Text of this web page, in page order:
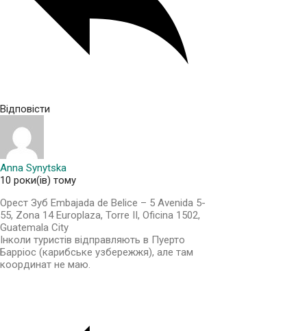
Відповісти
Anna Synytska
10 роки(ів) тому
Орест Зуб Embajada de Belice – 5 Avenida 5-
55, Zona 14 Europlaza, Torre II, Oficina 1502,
Guatemala City
Інколи туристів відправляють в Пуерто
Барріос (карибське узбережжя), але там
координат не маю.